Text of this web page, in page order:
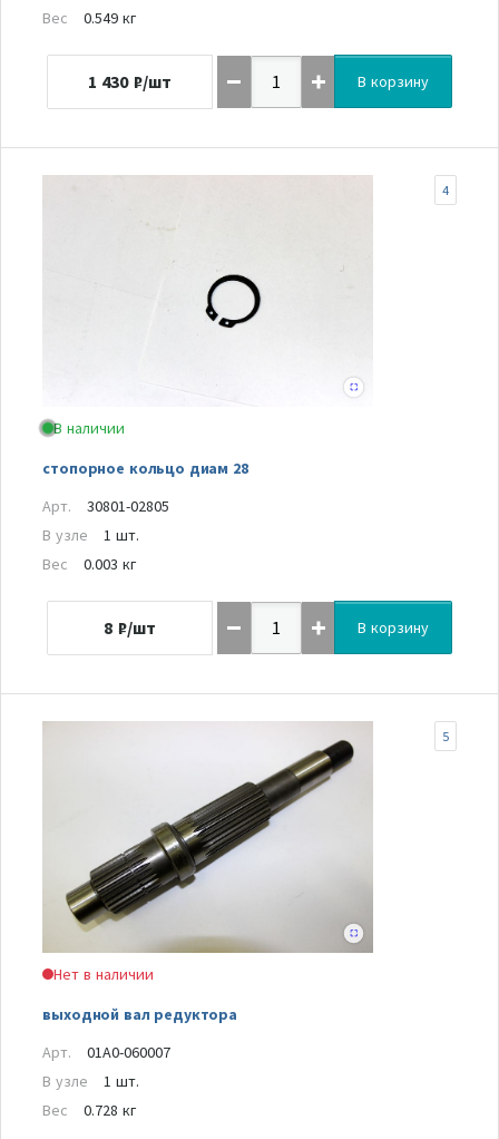
Вес
0.549 кг
1 430 ₽/шт В корзину
В наличии
стопорное кольцо диам 28
4
Арт.
30801-02805
В узле
1 шт.
Вес
0.003 кг
8 ₽/шт В корзину
Нет в наличии
выходной вал редуктора
5
Арт.
01A0-060007
В узле
1 шт.
Вес
0.728 кг